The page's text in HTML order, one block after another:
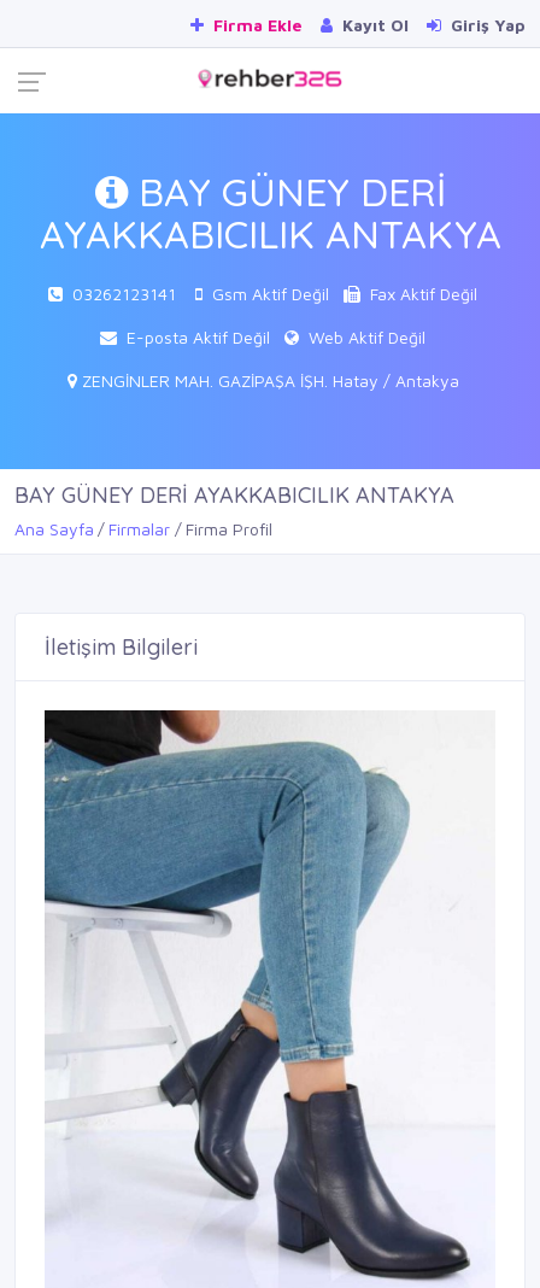
Firma Ekle Kayıt Ol Giriş Yap
BAY GÜNEY DERİ
AYAKKABICILIK ANTAKYA
03262123141 Gsm Aktif Değil Fax Aktif Değil
E-posta Aktif Değil Web Aktif Değil
ZENGİNLER MAH. GAZİPAŞA İŞH. Hatay / Antakya
BAY GÜNEY DERİ AYAKKABICILIK ANTAKYA
Ana Sayfa Firmalar Firma Profil
İletişim Bilgileri